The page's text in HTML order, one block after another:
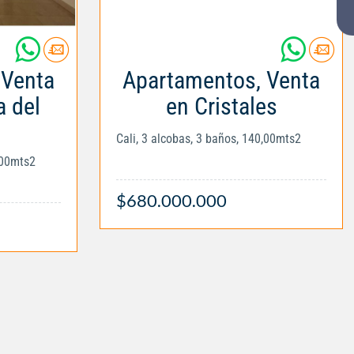
del
Apartamentos, Venta
en Cristales
Cali, 3 alcobas, 3 baños, 140,00mts2
$680.000.000